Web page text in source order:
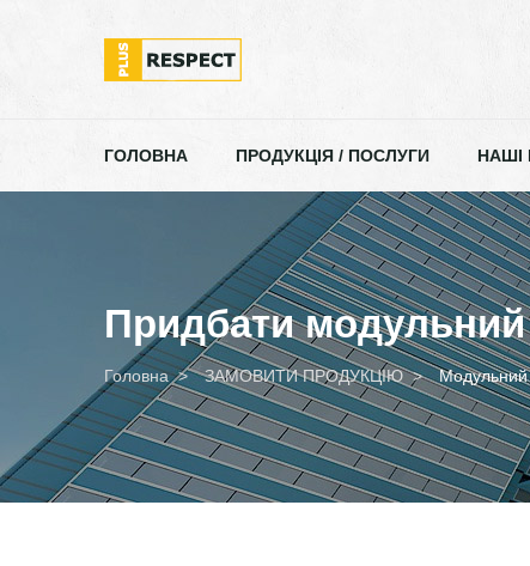
ГОЛОВНА ПРОДУКЦІЯ / ПОСЛУГИ НАШІ
Придбати модульний
Головна ЗАМОВИТИ ПРОДУКЦІЮ Модульний